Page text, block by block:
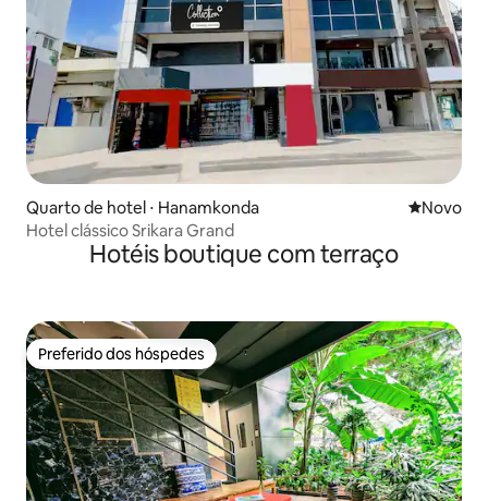
Quarto de hotel ⋅ Hanamkonda Novo
Novo
Hotel clássico Srikara Grand
Hotéis boutique com terraço
Preferido dos hóspedes
Preferido dos hóspedes